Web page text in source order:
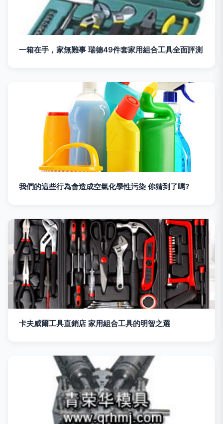
一箱在手，家無難事 瑞德49件套家用組合工具全面評測
我們的這些行為會造成空氣化學性污染 你猜到了嗎?
卡夫威爾工具直銷店 家用組合工具的明智之選